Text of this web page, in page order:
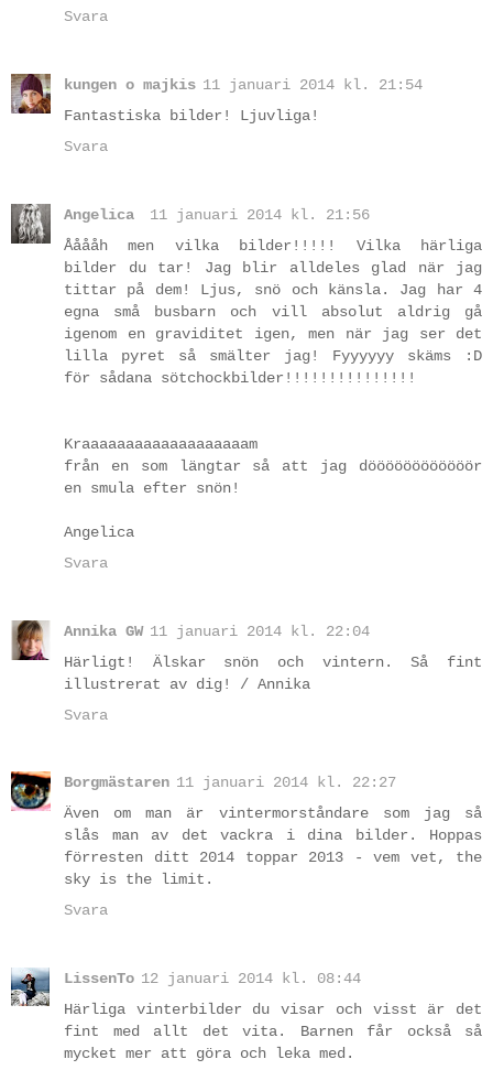
Svara
kungen o majkis 11 januari 2014 kl. 21:54
Fantastiska bilder! Ljuvliga!
Svara
Angelica
11 januari 2014 kl. 21:56
Ååååh men vilka bilder!!!!! Vilka härliga
bilder du tar! Jag blir alldeles glad när jag
tittar på dem! Ljus, snö och känsla. Jag har 4
egna små busbarn och vill absolut aldrig gå
igenom en graviditet igen, men när jag ser det
lilla pyret så smälter jag! Fyyyyyy skäms :D
för sådana sötchockbilder!!!!!!!!!!!!!!!
Kraaaaaaaaaaaaaaaaaaam
från en som längtar så att jag döööööööööööör
en smula efter snön!
Angelica
Svara
Annika GW 11 januari 2014 kl. 22:04
Härligt! Älskar snön och vintern. Så fint
illustrerat av dig! / Annika
Svara
Borgmästaren 11 januari 2014 kl. 22:27
Även om man är vintermorståndare som jag så
slås man av det vackra i dina bilder. Hoppas
förresten ditt 2014 toppar 2013 - vem vet, the
sky is the limit.
Svara
LissenTo 12 januari 2014 kl. 08:44
Härliga vinterbilder du visar och visst är det
fint med allt det vita. Barnen får också så
mycket mer att göra och leka med.